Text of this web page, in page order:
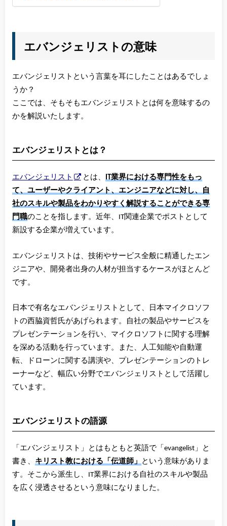
エバンジェリストの意味
エバンジェリストという言葉を耳にしたことはあるでしょ
うか？
ここでは、そもそもエバンジェリストとは何を意味するの
かを解説いたします。
エバンジェリストとは？
エバンジェリスト とは、 IT業界における専門性をもっ
て、ユーザーやクライアント、エンジニアなどに対し、自
社のスキルや製品をわかりやすく解説することができる専
門職のことを指します。近年、IT関連企業でポストとして
新設する企業が増えています。
エバンジェリストは、技術やサービス全般に精通したエン
ジニアや、開発者出身の人材が担当するケースがほとんど
です。
日本で有名なエバンジェリストとして、日本マイクロソフ
トの西脇資哲氏があげられます。自社の製品やサービスを
プレゼンテーションを行い、マイクロソフトに関する理解
を深める活動を行っています。また、人工知能や自動運
転、ドローンに関する講演や、プレゼンテーションのトレ
ーナーなど、幅広い分野でエバンジェリストとして活躍し
ています。
エバンジェリストの語源
「エバンジェリスト」とはもともと英語で「evangelist」と
書き、 キリスト教における「伝道師」という意味がありま
す。そこから派生し、IT業界における自社のスキルや製品
を広く浸透させるという意味になりました。